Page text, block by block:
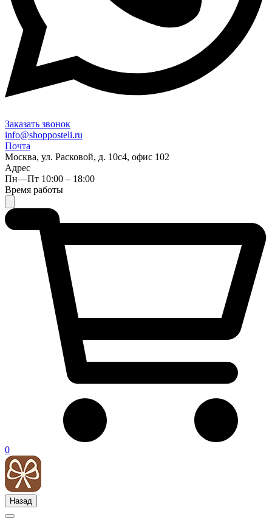
Заказать звонок
info@shopposteli.ru
Почта
Москва, ул. Расковой, д. 10с4, офис 102
Адрес
Пн—Пт 10:00 – 18:00
Время работы
0
Назад